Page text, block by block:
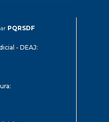
PQRSDF
- DEAJ: